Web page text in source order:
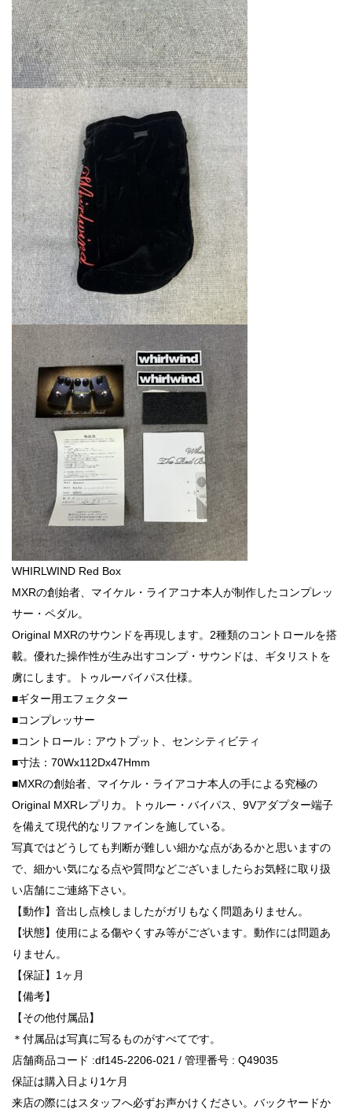
WHIRLWIND Red Box
MXRの創始者、マイケル・ライアコナ本人が制作したコンプレッ
サー・ペダル。
Original MXRのサウンドを再現します。2種類のコントロールを搭
載。優れた操作性が生み出すコンプ・サウンドは、ギタリストを
虜にします。トゥルーバイパス仕様。
■ギター用エフェクター
■コンプレッサー
■コントロール：アウトプット、センシティビティ
■寸法：70Wx112Dx47Hmm
■MXRの創始者、マイケル・ライアコナ本人の手による究極の
Original MXRレプリカ。トゥルー・バイパス、9Vアダプター端子
を備えて現代的なリファインを施している。
写真ではどうしても判断が難しい細かな点があるかと思いますの
で、細かい気になる点や質問などございましたらお気軽に取り扱
い店舗にご連絡下さい。
【動作】音出し点検しましたがガリもなく問題ありません。
【状態】使用による傷やくすみ等がございます。動作には問題あ
りません。
【保証】1ヶ月
【備考】
【その他付属品】
＊付属品は写真に写るものがすべてです。
店舗商品コード :df145-2206-021 / 管理番号 : Q49035
保証は購入日より1ケ月
来店の際にはスタッフへ必ずお声かけください。バックヤードか